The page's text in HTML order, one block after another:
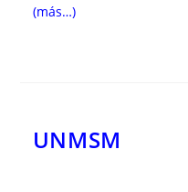
(más…)
UNMSM